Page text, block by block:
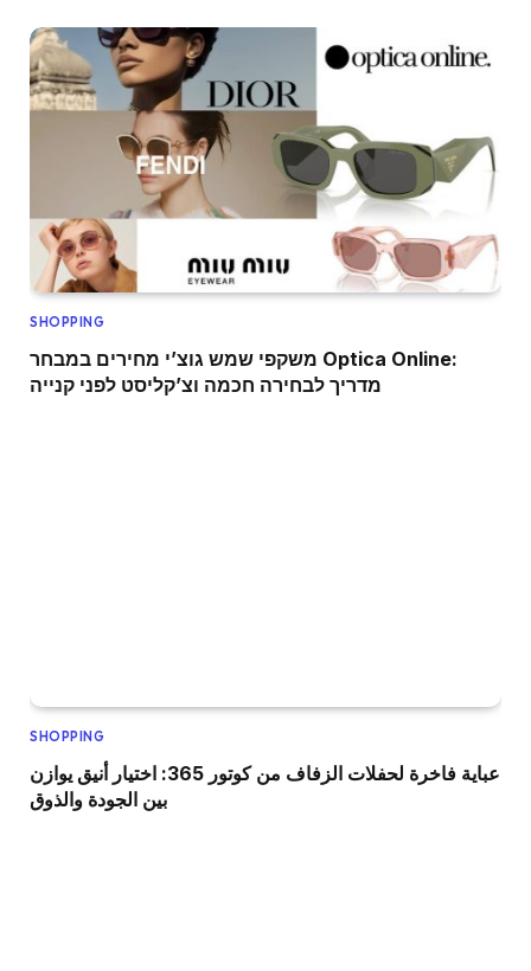
SHOPPING
משקפי שמש גוצ’י מחירים במבחר Optica Online:
מדריך לבחירה חכמה וצ’קליסט לפני קנייה
SHOPPING
عباية فاخرة لحفلات الزفاف من كوتور 365: اختيار أنيق يوازن
بين الجودة والذوق